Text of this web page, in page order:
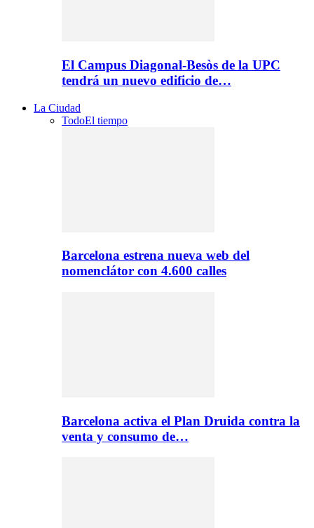
El Campus Diagonal-Besòs de la UPC
tendrá un nuevo edificio de…
La Ciudad
TodoEl tiempo
Barcelona estrena nueva web del
nomenclátor con 4.600 calles
Barcelona activa el Plan Druida contra la
venta y consumo de…